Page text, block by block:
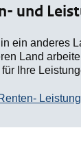
und
ein anderes
Land
Ihre